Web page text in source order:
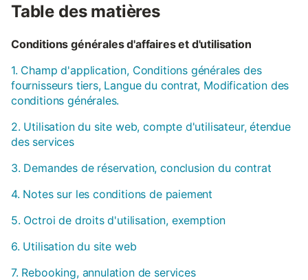
Table des matières
Conditions générales d'affaires et d'utilisation
1. Champ d'application, Conditions générales des
fournisseurs tiers, Langue du contrat, Modification des
conditions générales.
2. Utilisation du site web, compte d'utilisateur, étendue
des services
3. Demandes de réservation, conclusion du contrat
4. Notes sur les conditions de paiement
5. Octroi de droits d'utilisation, exemption
6. Utilisation du site web
7. Rebooking, annulation de services